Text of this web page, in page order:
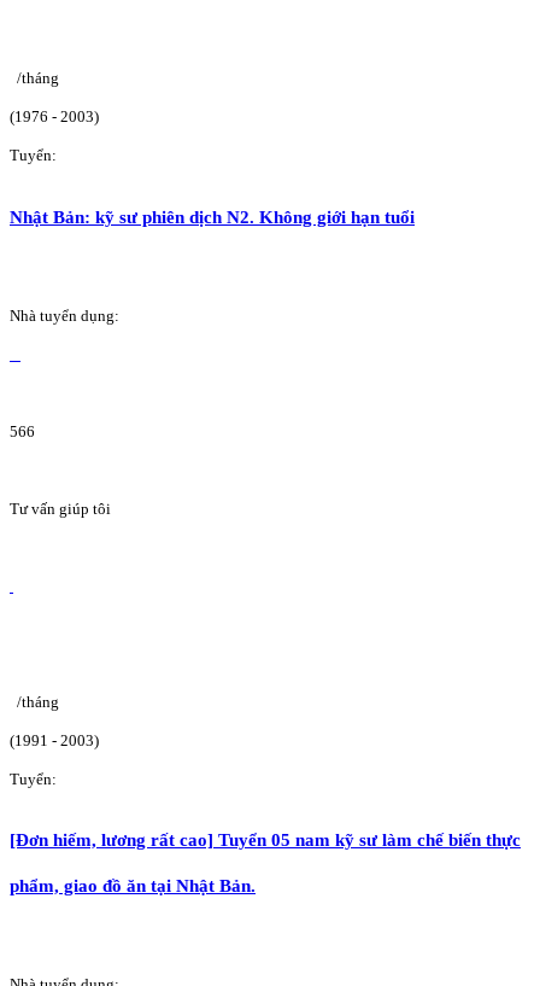
/tháng
(1976 - 2003)
Tuyển:
Nhật Bản: kỹ sư phiên dịch N2. Không giới hạn tuổi
Nhà tuyển dụng:
566
Tư vấn giúp tôi
/tháng
(1991 - 2003)
Tuyển:
[Đơn hiếm, lương rất cao] Tuyển 05 nam kỹ sư làm chế biến thực
phẩm, giao đồ ăn tại Nhật Bản.